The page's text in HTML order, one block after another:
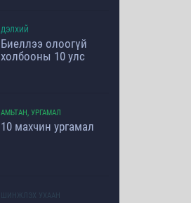
ДЭЛХИЙ
Биеллээ олоогүй
холбооны 10 улс
АМЬТАН, УРГАМАЛ
10 махчин ургамал
ШИНЖЛЭХ УХААН